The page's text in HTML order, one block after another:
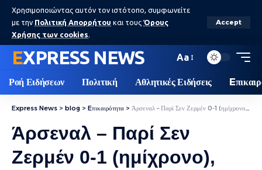
Χρησιμοποιώντας αυτόν τον ιστότοπο, συμφωνείτε
με την Πολιτική Απορρήτου και τους Όρους
Χρήσης των cookies.
Accept
EXPRESS NEWS Aa
Ροή Ειδήσεων Πολιτική Αθλητικές Ειδήσεις
Express News > blog > Eπικαιρότητα > Άρσεναλ – Παρί Σεν Ζερμέν 0-1 (ημίχρονο), Live o πρώτος ημιτελικός του Champions League στο Λονδίνο
Άρσεναλ – Παρί Σεν
Ζερμέν 0-1 (ημίχρονο),